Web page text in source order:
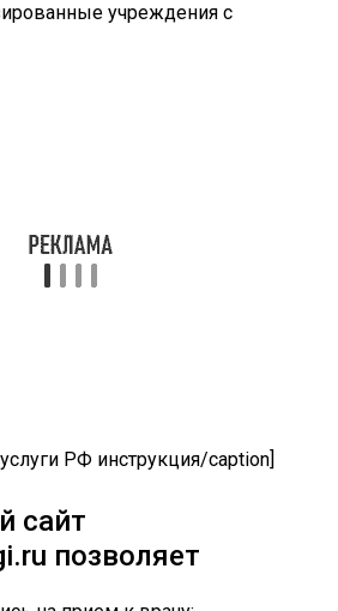
учреждения с
на прием к врачу;
или налоги ИП;
фонд РФ;
ГИБДД;